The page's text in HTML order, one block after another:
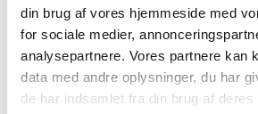
din brug af vores hjemmeside med
for sociale medier,
analysepartnere. Vores partnere kan
data med andre oplysninger, du har
de har indsamlet fra din brug af deres
LED stagelys
30 cm.
40 cm.
LED bloklys